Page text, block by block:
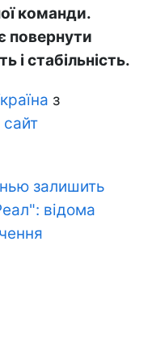
команди.
повернути
і стабільність.
з
сайт
залишить
відома